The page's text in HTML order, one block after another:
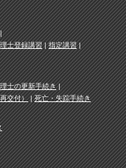
士登録講習
指定講習
士の更新手続き
交付） 死亡・失踪手続き